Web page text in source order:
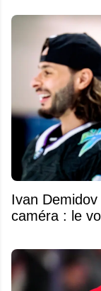
Ivan
caméra : le